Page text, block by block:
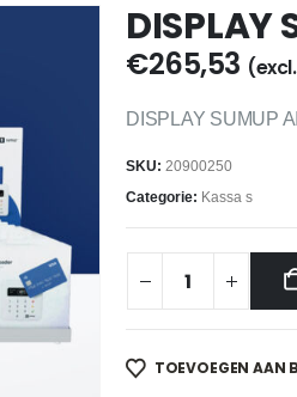
DISPLAY
€265,53
DISPLAY SUMUP
SKU: 20900250
Categorie: Kassa s
TOEVOEGEN AAN